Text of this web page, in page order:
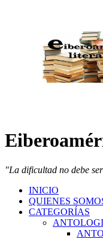
"La dificultad no debe
INICIO
QUIENES
CATEGORÍAS